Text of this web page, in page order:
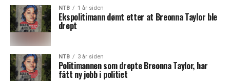
NTB 1 år siden
Ekspolitimann dømt etter at Breonna Taylor ble
drept
NTB 3 år siden
Politimannen som drepte Breonna Taylor, har
fått ny jobb i politiet